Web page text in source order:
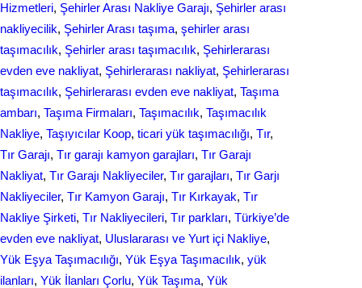
Hizmetleri, Şehirler Arası Nakliye Garajı, Şehirler arası
nakliyecilik, Şehirler Arası taşıma, şehirler arası
taşımacılık, Şehirler arası taşımacılık, Şehirlerarası
evden eve nakliyat, Şehirlerarası nakliyat, Şehirlerarası
taşımacılık, Şehirlerarası еvdеn eve naklіyat, Taşıma
ambarı, Taşıma Firmaları, Taşımacılık, Taşımacılık
Nakliye, Taşıyıcılar Koop, ticari yük taşımacılığı, Tır
Tır Garajı, Tır garajı kamyon garajları, Tır Garajı
Nakliyat, Tır Garajı Nakliyeciler, Tır garajları, Tır Garjı
Nakliyeciler, Tır Kamyon Garajı, Tır Kırkayak, Tır
Nakliye Şirketi, Tır Nakliyecileri, Tır parkları, Türkiye’de
evden eve nakliyat, Uluslararası ve Yurt içi Nakliye
Yük Eşya Taşımacılığı, Yük Eşya Taşımacılık, yük
ilanları, Yük İlanları Çorlu, Yük Taşıma, Yük